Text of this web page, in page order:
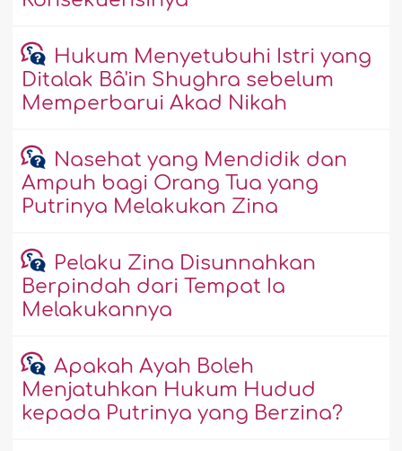
Hukum Menyetubuhi Istri yang
Ditalak Bâ'in Shughra sebelum
Memperbarui Akad Nikah
Nasehat yang Mendidik dan
Ampuh bagi Orang Tua yang
Putrinya Melakukan Zina
Pelaku Zina Disunnahkan
Berpindah dari Tempat Ia
Melakukannya
Apakah Ayah Boleh
Menjatuhkan Hukum Hudud
kepada Putrinya yang Berzina?